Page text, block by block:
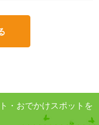
・おでかけスポットを